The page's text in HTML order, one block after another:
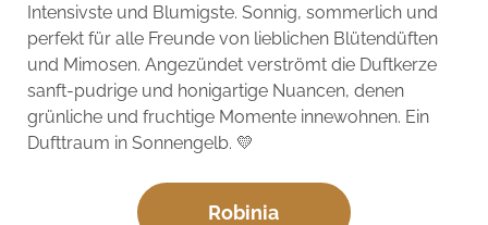
Intensivste und Blumigste. Sonnig, sommerlich und
perfekt für alle Freunde von lieblichen Blütendüften
und Mimosen. Angezündet verströmt die Duftkerze
sanft-pudrige und honigartige Nuancen, denen
grünliche und fruchtige Momente innewohnen. Ein
Dufttraum in Sonnengelb. 💛
Robinia